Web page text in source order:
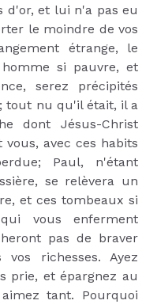
d'or, et lui n'a pas eu
le moindre de vos
étrange, le
si pauvre, et
serez précipités
tout nu qu'il était, il a
dont Jésus-Christ
avec ces habits
Paul, n'étant
se relèvera un
et ces tombeaux si
vous enferment
pas de braver
vos richesses. Ayez
prie, et épargnez au
tant. Pourquoi